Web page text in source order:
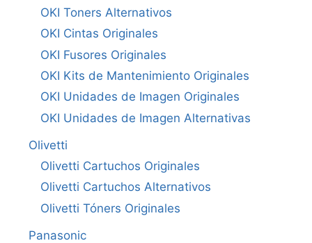
OKI Toners Alternativos
OKI Cintas Originales
OKI Fusores Originales
OKI Kits de Mantenimiento Originales
OKI Unidades de Imagen Originales
OKI Unidades de Imagen Alternativas
Olivetti
Olivetti Cartuchos Originales
Olivetti Cartuchos Alternativos
Olivetti Tóners Originales
Panasonic